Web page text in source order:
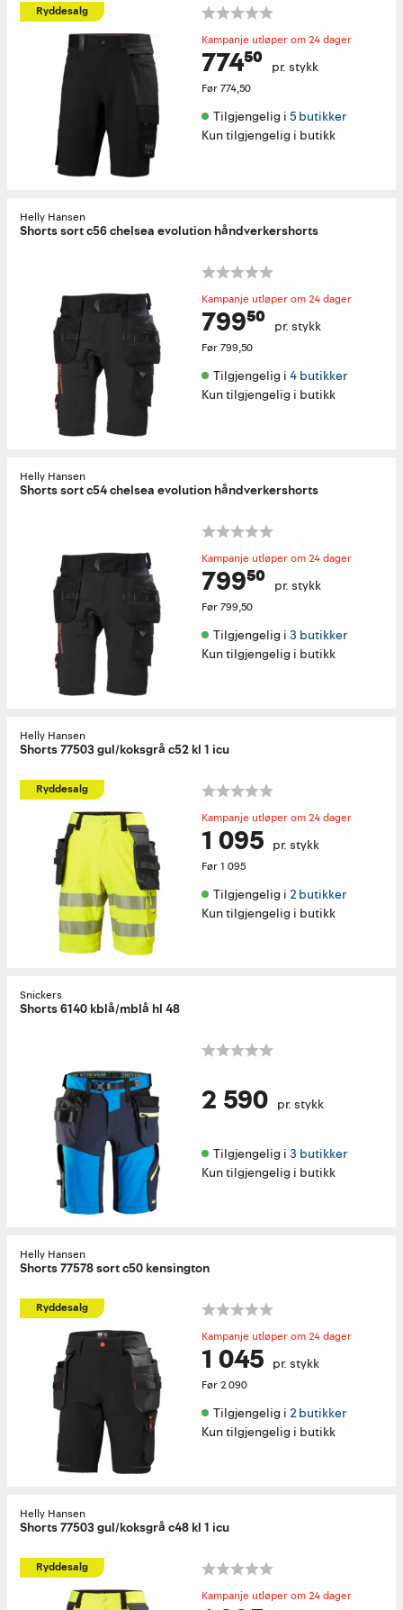
Ryddesalg
Kampanje utløper om 24 dager
774⁵⁰ pr. stykk
Før774,50
Tilgjengelig i 5 butikker
Kun tilgjengelig i butikk
Helly Hansen
Shorts sort c56 chelsea evolution håndverkershorts
Kampanje utløper om 24 dager
799⁵⁰ pr. stykk
Før799,50
Tilgjengelig i 4 butikker
Kun tilgjengelig i butikk
Helly Hansen
Shorts sort c54 chelsea evolution håndverkershorts
Kampanje utløper om 24 dager
799⁵⁰ pr. stykk
Før799,50
Tilgjengelig i 3 butikker
Kun tilgjengelig i butikk
Helly Hansen
Shorts 77503 gul/koksgrå c52 kl 1 icu
Ryddesalg
Kampanje utløper om 24 dager
1 095 pr. stykk
Før1 095
Tilgjengelig i 2 butikker
Kun tilgjengelig i butikk
Snickers
Shorts 6140 kblå/mblå hl 48
2 590 pr. stykk
Tilgjengelig i 3 butikker
Kun tilgjengelig i butikk
Helly Hansen
Shorts 77578 sort c50 kensington
Ryddesalg
Kampanje utløper om 24 dager
1 045 pr. stykk
Før2 090
Tilgjengelig i 2 butikker
Kun tilgjengelig i butikk
Helly Hansen
Shorts 77503 gul/koksgrå c48 kl 1 icu
Ryddesalg
Kampanje utløper om 24 dager